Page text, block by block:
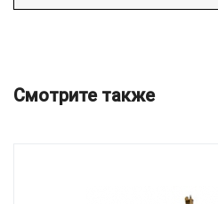
Смотрите также